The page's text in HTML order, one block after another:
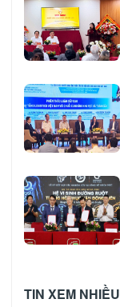
TIN XEM NHIỀU